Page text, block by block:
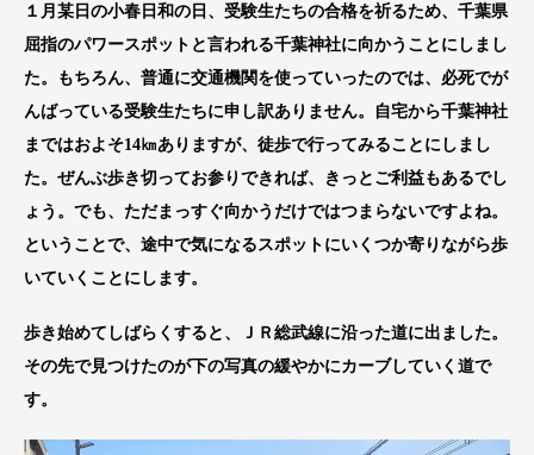
１月某日の小春日和の日、受験生たちの合格を祈るため、千葉県
屈指のパワースポットと言われる千葉神社に向かうことにしまし
た。もちろん、普通に交通機関を使っていったのでは、必死でが
んばっている受験生たちに申し訳ありません。自宅から千葉神社
まではおよそ14㎞ありますが、徒歩で行ってみることにしまし
た。ぜんぶ歩き切ってお参りできれば、きっとご利益もあるでし
ょう。でも、ただまっすぐ向かうだけではつまらないですよね。
ということで、途中で気になるスポットにいくつか寄りながら歩
いていくことにします。
歩き始めてしばらくすると、ＪＲ総武線に沿った道に出ました。
その先で見つけたのが下の写真の緩やかにカーブしていく道で
す。